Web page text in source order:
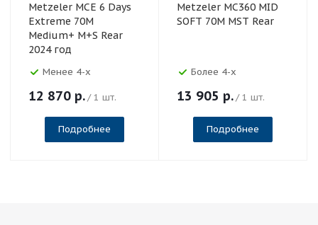
Metzeler MCE 6 Days
Extreme 70M
Medium+ M+S Rear
2024 год
Менее 4-х
12 870 р./ 1 шт.
Подробнее
Metzeler MC360 MID
SOFT 70M MST Rear
Более 4-х
13 905 р./ 1 шт.
Подробнее